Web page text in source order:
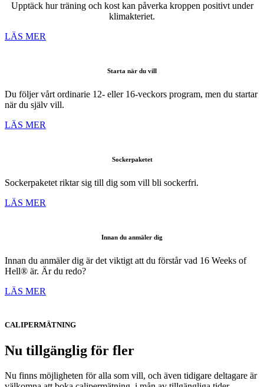
Upptäck hur träning och kost kan påverka kroppen positivt under
klimakteriet.
LÄS MER
Starta när du vill
Du följer vårt ordinarie 12- eller 16-veckors program, men du startar
när du själv vill.
LÄS MER
Sockerpaketet
Sockerpaketet riktar sig till dig som vill bli sockerfri.
LÄS MER
Innan du anmäler dig
Innan du anmäler dig är det viktigt att du förstår vad 16 Weeks of
Hell® är. Är du redo?
LÄS MER
CALIPERMÄTNING
Nu tillgänglig för fler
Nu finns möjligheten för alla som vill, och även tidigare deltagare är